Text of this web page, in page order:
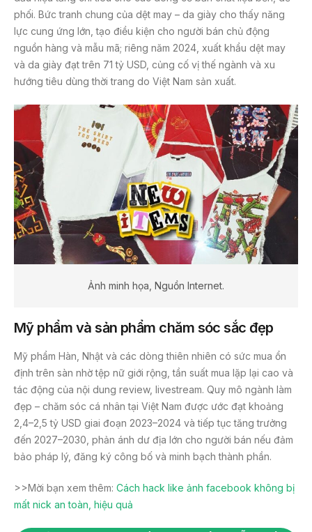
phối. Bức tranh chung của dệt may – da giày cho thấy năng
lực cung ứng lớn, tạo điều kiện cho người bán chủ động
nguồn hàng và mẫu mã; riêng năm 2024, xuất khẩu dệt may
và da giày đạt trên 71 tỷ USD, củng cố vị thế ngành và xu
hướng tiêu dùng thời trang do Việt Nam sản xuất.
Ảnh minh họa, Nguồn Internet.
Mỹ phẩm và sản phẩm chăm sóc sắc đẹp
Mỹ phẩm Hàn, Nhật và các dòng thiên nhiên có sức mua ổn
định trên sàn nhờ tệp nữ giới rộng, tần suất mua lặp lại cao và
tác động của nội dung review, livestream. Quy mô ngành làm
đẹp – chăm sóc cá nhân tại Việt Nam được ước đạt khoảng
2,4–2,5 tỷ USD giai đoạn 2023–2024 và tiếp tục tăng trưởng
đến 2027–2030, phản ánh dư địa lớn cho người bán nếu đảm
bảo pháp lý, đăng ký công bố và minh bạch thành phần.
>>Mời bạn xem thêm: Cách hack like ảnh facebook không bị
mất nick an toàn, hiệu quả